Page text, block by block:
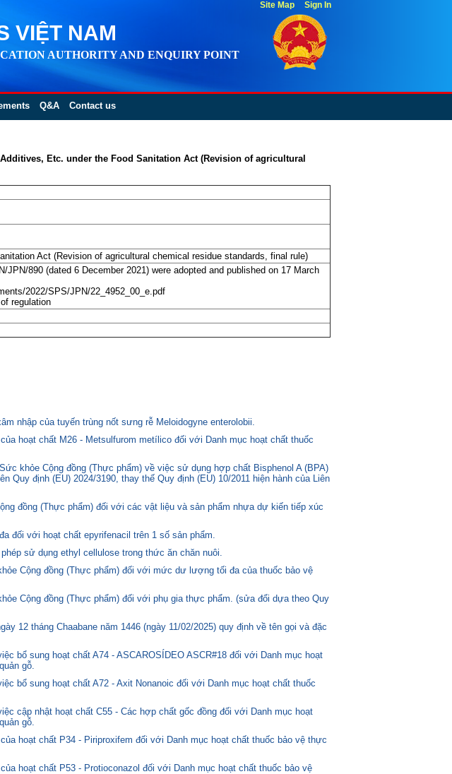
VIỆT NAM
AUTHORITY AND ENQUIRY POINT
Q&A Contact us
Etc. under the Food Sanitation Act (Revision of agricultural
Act (Revision of agricultural chemical residue standards, final rule)
890 (dated 6 December 2021) were adopted and published on 17 March
2022/SPS/JPN/22_4952_00_e.pdf
regulation
nhập của tuyến trùng nốt sưng rễ Meloidogyne enterolobii.
hoạt chất M26 - Metsulfurom metílico đối với Danh mục hoạt chất thuốc
khỏe Cộng đồng (Thực phẩm) về việc sử dụng hợp chất Bisphenol A (BPA)
định (EU) 2024/3190, thay thế Quy định (EU) 10/2011 hiện hành của Liên
đồng (Thực phẩm) đối với các vật liệu và sản phẩm nhựa dự kiến tiếp xúc
đối với hoạt chất epyrifenacil trên 1 số sản phẩm.
sử dụng ethyl cellulose trong thức ăn chăn nuôi.
Cộng đồng (Thực phẩm) đối với mức dư lượng tối đa của thuốc bảo vệ
Cộng đồng (Thực phẩm) đối với phụ gia thực phẩm. (sửa đổi dựa theo Quy
12 tháng Chaabane năm 1446 (ngày 11/02/2025) quy định về tên gọi và đặc
bổ sung hoạt chất A74 - ASCAROSÍDEO ASCR#18 đối với Danh mục hoạt
gỗ.
bổ sung hoạt chất A72 - Axit Nonanoic đối với Danh mục hoạt chất thuốc
cập nhật hoạt chất C55 - Các hợp chất gốc đồng đối với Danh mục hoạt
gỗ.
hoạt chất P34 - Piriproxifem đối với Danh mục hoạt chất thuốc bảo vệ thực
hoạt chất P53 - Protioconazol đối với Danh mục hoạt chất thuốc bảo vệ
Site Map Sign In